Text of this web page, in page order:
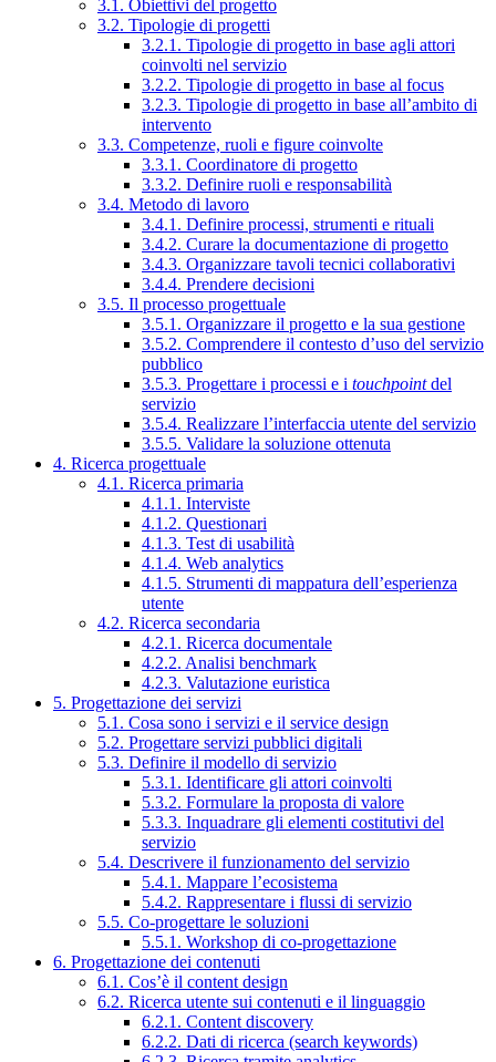
3.1. Obiettivi del progetto
3.2. Tipologie di progetti
3.2.1. Tipologie di progetto in base agli attori
coinvolti nel servizio
3.2.2. Tipologie di progetto in base al focus
3.2.3. Tipologie di progetto in base all’ambito di
intervento
3.3. Competenze, ruoli e figure coinvolte
3.3.1. Coordinatore di progetto
3.3.2. Definire ruoli e responsabilità
3.4. Metodo di lavoro
3.4.1. Definire processi, strumenti e rituali
3.4.2. Curare la documentazione di progetto
3.4.3. Organizzare tavoli tecnici collaborativi
3.4.4. Prendere decisioni
3.5. Il processo progettuale
3.5.1. Organizzare il progetto e la sua gestione
3.5.2. Comprendere il contesto d’uso del servizio
pubblico
3.5.3. Progettare i processi e i touchpointdel
servizio
3.5.4. Realizzare l’interfaccia utente del servizio
3.5.5. Validare la soluzione ottenuta
4. Ricerca progettuale
4.1. Ricerca primaria
4.1.1. Interviste
4.1.2. Questionari
4.1.3. Test di usabilità
4.1.4. Web analytics
4.1.5. Strumenti di mappatura dell’esperienza
utente
4.2. Ricerca secondaria
4.2.1. Ricerca documentale
4.2.2. Analisi benchmark
4.2.3. Valutazione euristica
5. Progettazione dei servizi
5.1. Cosa sono i servizi e il service design
5.2. Progettare servizi pubblici digitali
5.3. Definire il modello di servizio
5.3.1. Identificare gli attori coinvolti
5.3.2. Formulare la proposta di valore
5.3.3. Inquadrare gli elementi costitutivi del
servizio
5.4. Descrivere il funzionamento del servizio
5.4.1. Mappare l’ecosistema
5.4.2. Rappresentare i flussi di servizio
5.5. Co-progettare le soluzioni
5.5.1. Workshop di co-progettazione
6. Progettazione dei contenuti
6.1. Cos’è il content design
6.2. Ricerca utente sui contenuti e il linguaggio
6.2.1. Content discovery
6.2.2. Dati di ricerca (search keywords)